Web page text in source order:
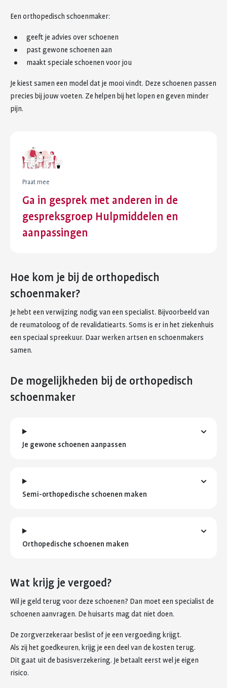
Een orthopedisch schoenmaker:
geeft je advies over schoenen
past gewone schoenen aan
maakt speciale schoenen voor jou
Je kiest samen een model dat je mooi vindt. Deze schoenen passen
precies bij jouw voeten. Ze helpen bij het lopen en geven minder
pijn.
Praat mee
Ga in gesprek met anderen in de
gespreksgroep Hulpmiddelen en
aanpassingen
Hoe kom je bij de orthopedisch
schoenmaker?
Je hebt een verwijzing nodig van een specialist. Bijvoorbeeld van
de reumatoloog of de revalidatiearts. Soms is er in het ziekenhuis
een speciaal spreekuur. Daar werken artsen en schoenmakers
samen.
De mogelijkheden bij de orthopedisch
schoenmaker
Je gewone schoenen aanpassen
Semi-orthopedische schoenen maken
Orthopedische schoenen maken
Wat krijg je vergoed?
Wil je geld terug voor deze schoenen? Dan moet een specialist de
schoenen aanvragen. De huisarts mag dat niet doen.
De zorgverzekeraar beslist of je een vergoeding krijgt.
Als zij het goedkeuren, krijg je een deel van de kosten terug.
Dit gaat uit de basisverzekering. Je betaalt eerst wel je eigen
risico.